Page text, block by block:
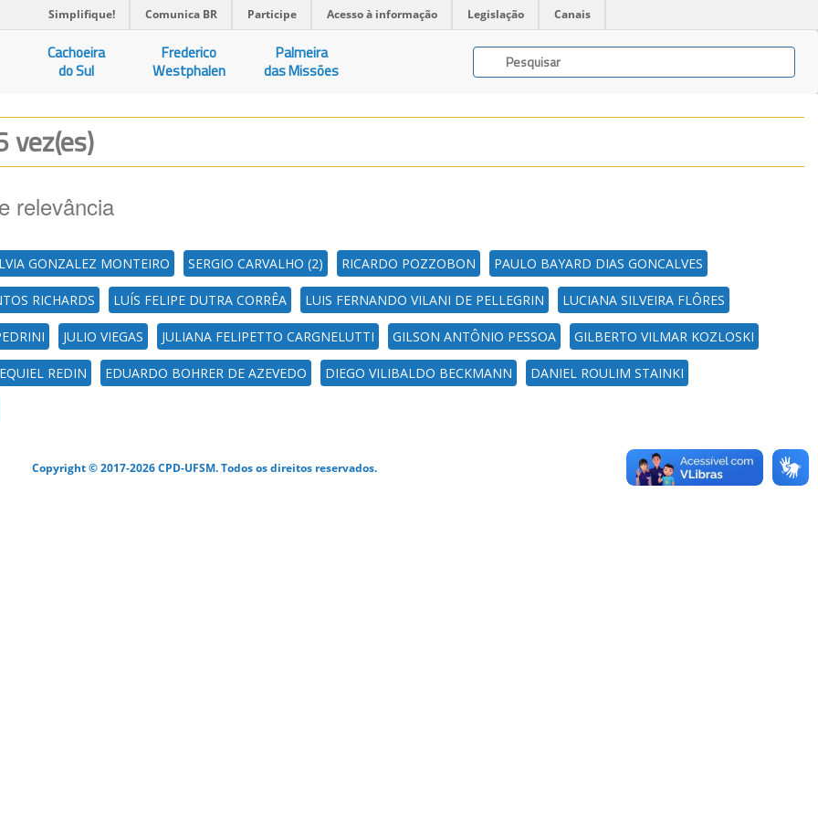
Simplifique! Comunica BR Participe Acesso à informação Legislação Canais
Cachoeira
do Sul
Frederico
Westphalen
Palmeira
das Missões
vez(es)
relevância
GONZALEZ MONTEIRO SERGIO CARVALHO (2) RICARDO POZZOBON PAULO BAYARD DIAS GONCALVES
RICHARDS LUÍS FELIPE DUTRA CORRÊA LUIS FERNANDO VILANI DE PELLEGRIN LUCIANA SILVEIRA FLÔRES
JULIO VIEGAS JULIANA FELIPETTO CARGNELUTTI GILSON ANTÔNIO PESSOA GILBERTO VILMAR KOZLOSKI
REDIN EDUARDO BOHRER DE AZEVEDO DIEGO VILIBALDO BECKMANN DANIEL ROULIM STAINKI
Copyright © 2017-2026 CPD-UFSM. Todos os direitos reservados.